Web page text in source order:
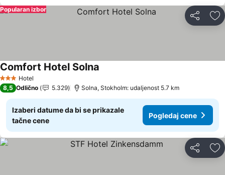
Deli
Popularan izbor
3 Zvezdice
Hotel
Comfort Hotel Solna
8,5 Odlično 5.329 Solna, Stokholm: udaljenost 5.7 km
Izaberi datume da bi se prikazale
tačne cene
Pogledaj cene
Deli